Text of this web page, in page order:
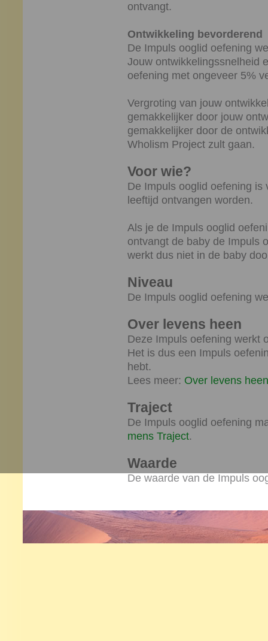
ontvangt.
Ontwikkeling bevorderend
De Impuls ooglid oefening
Jouw ontwikkelingssnelheid
oefening met ongeveer 5%
Vergroting van jouw
gemakkelijker door jouw
gemakkelijker door de
Wholism Project zult gaan.
Voor wie?
De Impuls ooglid oefening is
leeftijd ontvangen worden.
Als je de Impuls ooglid
ontvangt de baby de Impuls
werkt dus niet in de baby
Niveau
De Impuls ooglid oefening
Over levens heen
Deze Impuls oefening werkt
Het is dus een Impuls
hebt.
Lees meer: Over levens heen
Traject
De Impuls ooglid oefening
mens Traject.
Waarde
De waarde van de Impuls